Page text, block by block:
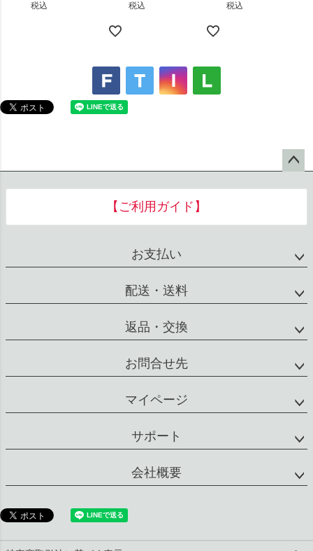
ジト
お支払い
配送・送料
返品・交換
お問合せ先
マイページ
サポート
会社概要
特定商取引法に基づく表示